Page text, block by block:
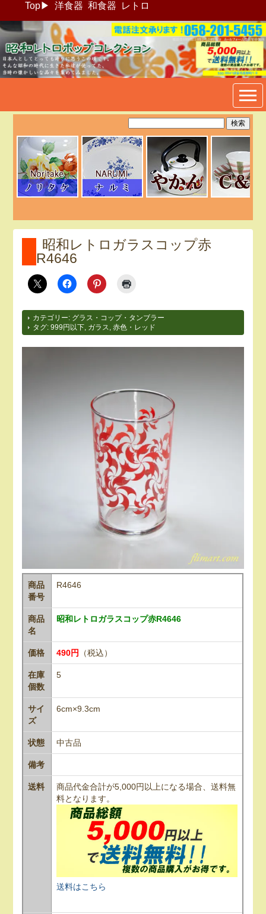
Top▶ 洋食器 和食器 レトロ
昭和レトロポップ食器生活雑
貨通販＠フリマート
昭和レトロガラスコップ赤
R4646
カテゴリー: グラス・コップ・タンブラー
タグ:999円以下 ガラス ,赤色・レッド
商品
番号
R4646
商品
名
昭和レトロガラスコップ赤R4646
価格 490円 （税込）
在庫
個数
5
サイ
ズ
6cm×9.3cm
状態 中古品
備考
送料
商品代金合計が5,000円以上になる場合、送料無
料となります。
送料はこちら